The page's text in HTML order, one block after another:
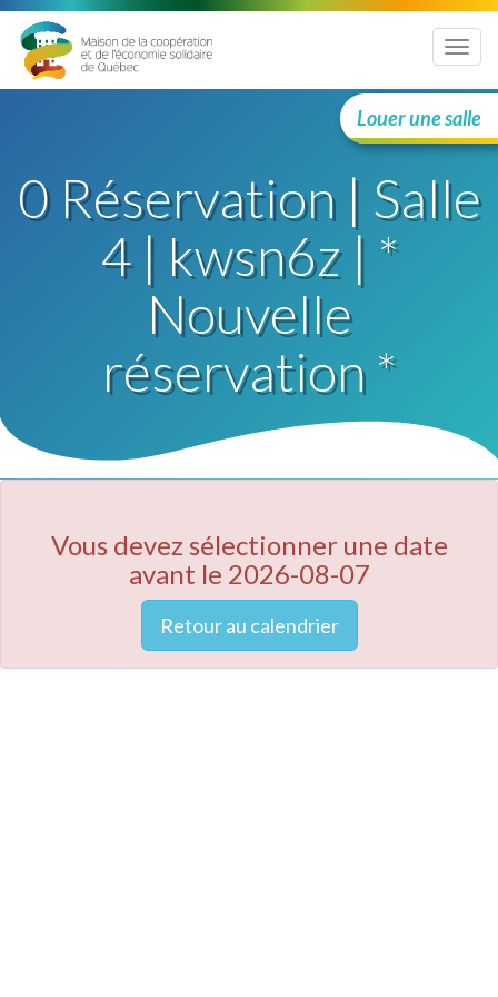
Menu
Louer une salle
0 Réservation | Salle
4 | kwsn6z | *
Nouvelle
réservation *
Vous devez sélectionner une date
avant le 2026-08-07
Retour au calendrier